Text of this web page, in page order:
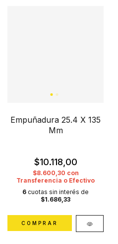
Empuñadura 25.4 X 135
Mm
$10.118,00
$8.600,30 con
Transferencia o Efectivo
6 cuotas sin interés de
$1.686,33